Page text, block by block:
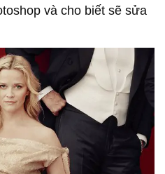
và cho biết sẽ sửa